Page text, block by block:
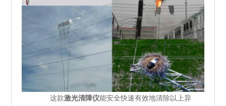
这款激光清障仪能安全快速有效地清除以上异